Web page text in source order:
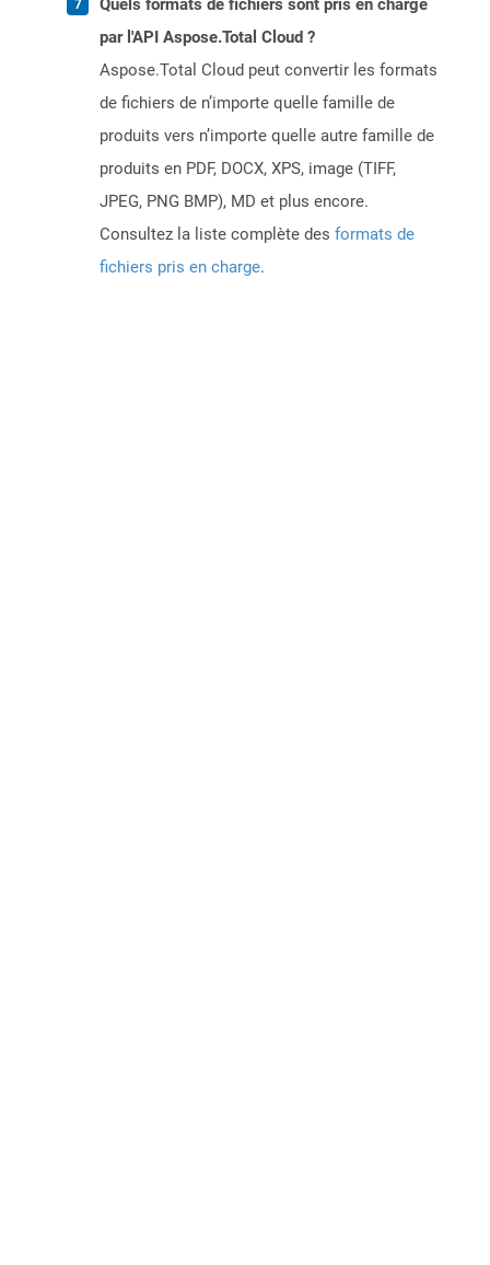
Quels formats de fichiers sont pris en charge
par l'API Aspose.Total Cloud ?
Aspose.Total Cloud peut convertir les formats
de fichiers de n’importe quelle famille de
produits vers n’importe quelle autre famille de
produits en PDF, DOCX, XPS, image (TIFF,
JPEG, PNG BMP), MD et plus encore.
Consultez la liste complète des formats de
fichiers pris en charge.